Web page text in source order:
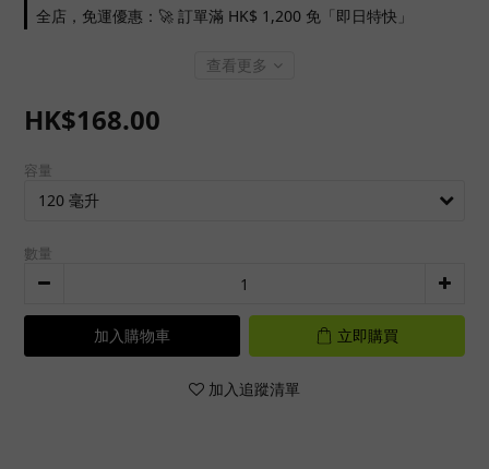
全店，免運優惠：🚀 訂單滿 HK$ 1,200 免「即日特快」
查看更多
HK$168.00
容量
數量
加入購物車 立即購買
加入追蹤清單